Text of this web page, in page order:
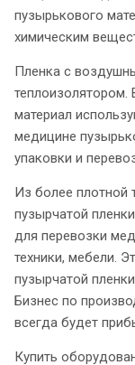
пузырькового
химическим
Пленка с
теплоизолятором.
материал
медицине
упаковки и
Из более плотной
пузырчатой
для перевозки
техники, мебели.
пузырчатой
Бизнес по
всегда будет
Купить